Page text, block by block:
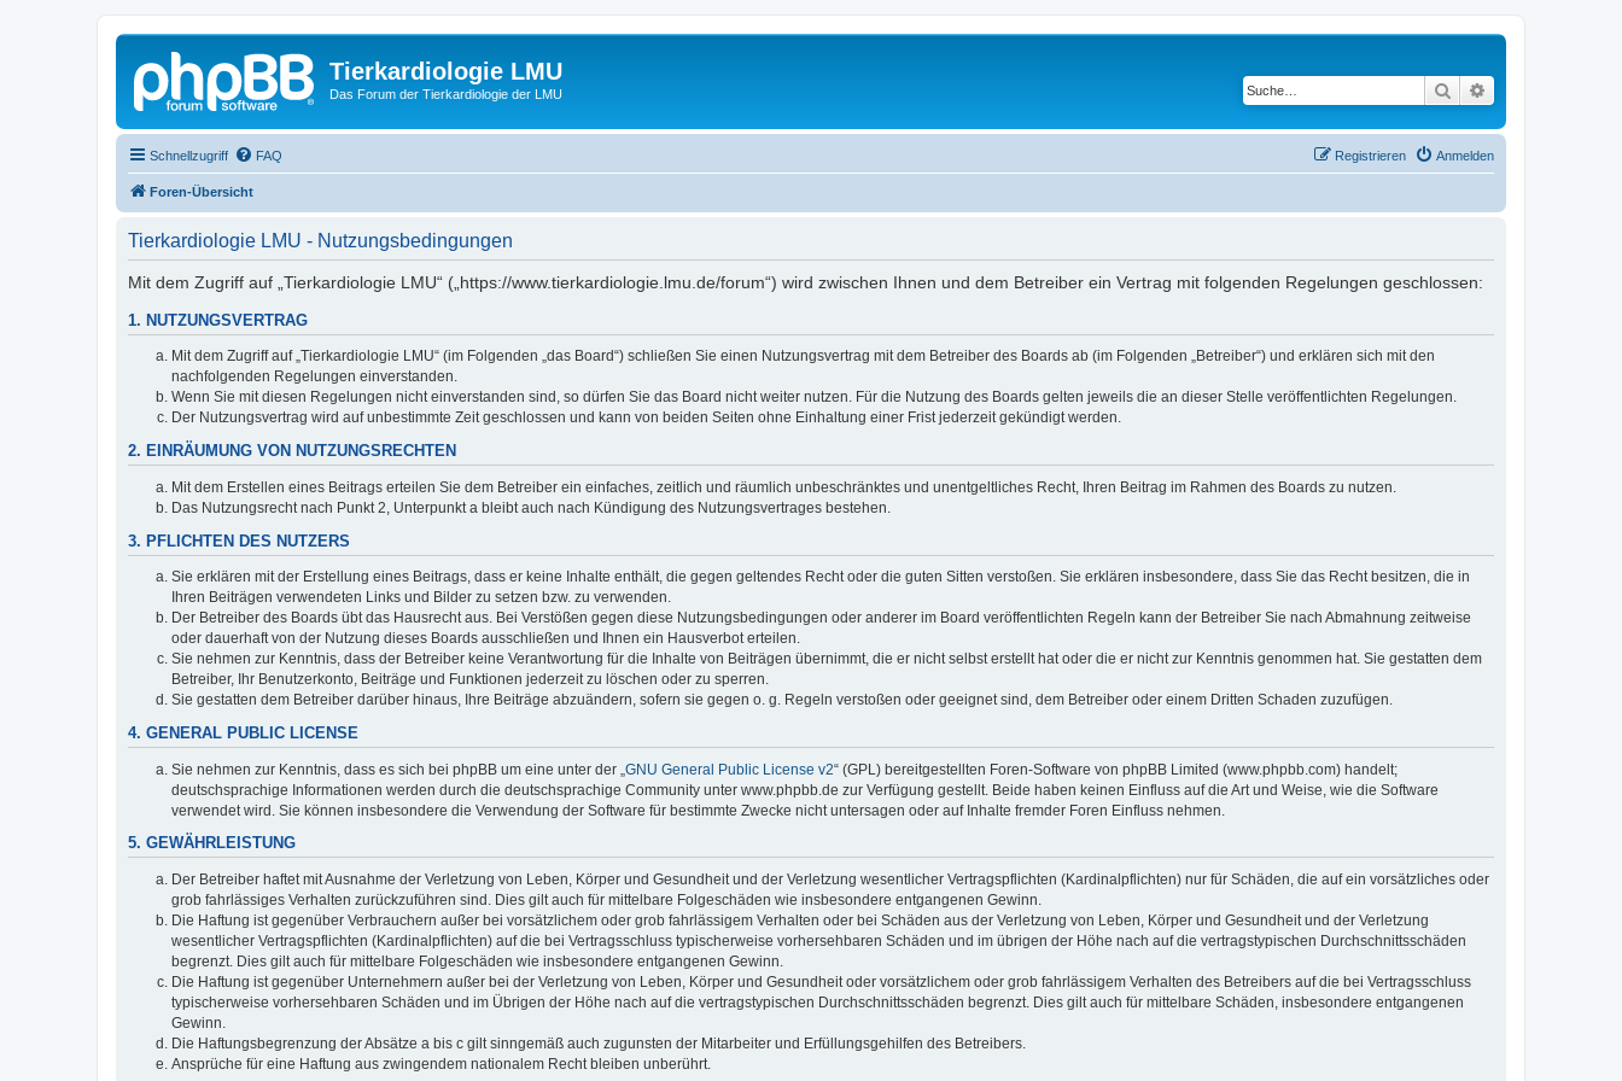
Tierkardiologie LMU
Das Forum der Tierkardiologie der LMU Suche
Schnellzugriff FAQ Anmelden
Registrieren
Foren-Übersicht
Tierkardiologie LMU - Nutzungsbedingungen
Mit dem Zugriff auf „Tierkardiologie LMU“ („https://www.tierkardiologie.lmu.de/forum“) wird zwischen Ihnen und dem Betreiber ein Vertrag mit folgenden Regelungen geschlossen:
1. NUTZUNGSVERTRAG
Mit dem Zugriff auf „Tierkardiologie LMU“ (im Folgenden „das Board“) schließen Sie einen Nutzungsvertrag mit dem Betreiber des Boards ab (im Folgenden „Betreiber“) und erklären sich mit den
nachfolgenden Regelungen einverstanden.
Wenn Sie mit diesen Regelungen nicht einverstanden sind, so dürfen Sie das Board nicht weiter nutzen. Für die Nutzung des Boards gelten jeweils die an dieser Stelle veröffentlichten Regelungen.
Der Nutzungsvertrag wird auf unbestimmte Zeit geschlossen und kann von beiden Seiten ohne Einhaltung einer Frist jederzeit gekündigt werden.
2. EINRÄUMUNG VON NUTZUNGSRECHTEN
Mit dem Erstellen eines Beitrags erteilen Sie dem Betreiber ein einfaches, zeitlich und räumlich unbeschränktes und unentgeltliches Recht, Ihren Beitrag im Rahmen des Boards zu nutzen.
Das Nutzungsrecht nach Punkt 2, Unterpunkt a bleibt auch nach Kündigung des Nutzungsvertrages bestehen.
3. PFLICHTEN DES NUTZERS
Sie erklären mit der Erstellung eines Beitrags, dass er keine Inhalte enthält, die gegen geltendes Recht oder die guten Sitten verstoßen. Sie erklären insbesondere, dass Sie das Recht besitzen, die in
Ihren Beiträgen verwendeten Links und Bilder zu setzen bzw. zu verwenden.
Der Betreiber des Boards übt das Hausrecht aus. Bei Verstößen gegen diese Nutzungsbedingungen oder anderer im Board veröffentlichten Regeln kann der Betreiber Sie nach Abmahnung zeitweise
oder dauerhaft von der Nutzung dieses Boards ausschließen und Ihnen ein Hausverbot erteilen.
Sie nehmen zur Kenntnis, dass der Betreiber keine Verantwortung für die Inhalte von Beiträgen übernimmt, die er nicht selbst erstellt hat oder die er nicht zur Kenntnis genommen hat. Sie gestatten dem
Betreiber, Ihr Benutzerkonto, Beiträge und Funktionen jederzeit zu löschen oder zu sperren.
Sie gestatten dem Betreiber darüber hinaus, Ihre Beiträge abzuändern, sofern sie gegen o. g. Regeln verstoßen oder geeignet sind, dem Betreiber oder einem Dritten Schaden zuzufügen.
4. GENERAL PUBLIC LICENSE
Sie nehmen zur Kenntnis, dass es sich bei phpBB um eine unter der „ GNU General Public License v2“ (GPL) bereitgestellten Foren-Software von phpBB Limited (www.phpbb.com) handelt;
deutschsprachige Informationen werden durch die deutschsprachige Community unter www.phpbb.de zur Verfügung gestellt. Beide haben keinen Einfluss auf die Art und Weise, wie die Software
verwendet wird. Sie können insbesondere die Verwendung der Software für bestimmte Zwecke nicht untersagen oder auf Inhalte fremder Foren Einfluss nehmen.
5. GEWÄHRLEISTUNG
Der Betreiber haftet mit Ausnahme der Verletzung von Leben, Körper und Gesundheit und der Verletzung wesentlicher Vertragspflichten (Kardinalpflichten) nur für Schäden, die auf ein vorsätzliches oder
grob fahrlässiges Verhalten zurückzuführen sind. Dies gilt auch für mittelbare Folgeschäden wie insbesondere entgangenen Gewinn.
Die Haftung ist gegenüber Verbrauchern außer bei vorsätzlichem oder grob fahrlässigem Verhalten oder bei Schäden aus der Verletzung von Leben, Körper und Gesundheit und der Verletzung
wesentlicher Vertragspflichten (Kardinalpflichten) auf die bei Vertragsschluss typischerweise vorhersehbaren Schäden und im übrigen der Höhe nach auf die vertragstypischen Durchschnittsschäden
begrenzt. Dies gilt auch für mittelbare Folgeschäden wie insbesondere entgangenen Gewinn.
Die Haftung ist gegenüber Unternehmern außer bei der Verletzung von Leben, Körper und Gesundheit oder vorsätzlichem oder grob fahrlässigem Verhalten des Betreibers auf die bei Vertragsschluss
typischerweise vorhersehbaren Schäden und im Übrigen der Höhe nach auf die vertragstypischen Durchschnittsschäden begrenzt. Dies gilt auch für mittelbare Schäden, insbesondere entgangenen
Gewinn.
Die Haftungsbegrenzung der Absätze a bis c gilt sinngemäß auch zugunsten der Mitarbeiter und Erfüllungsgehilfen des Betreibers.
Ansprüche für eine Haftung aus zwingendem nationalem Recht bleiben unberührt.